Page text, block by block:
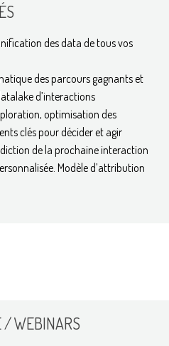
des data de tous vos
des parcours gagnants et
d’interactions
optimisation des
clés pour décider et agir
de la prochaine interaction
Modèle d’attribution
/ WEBINARS